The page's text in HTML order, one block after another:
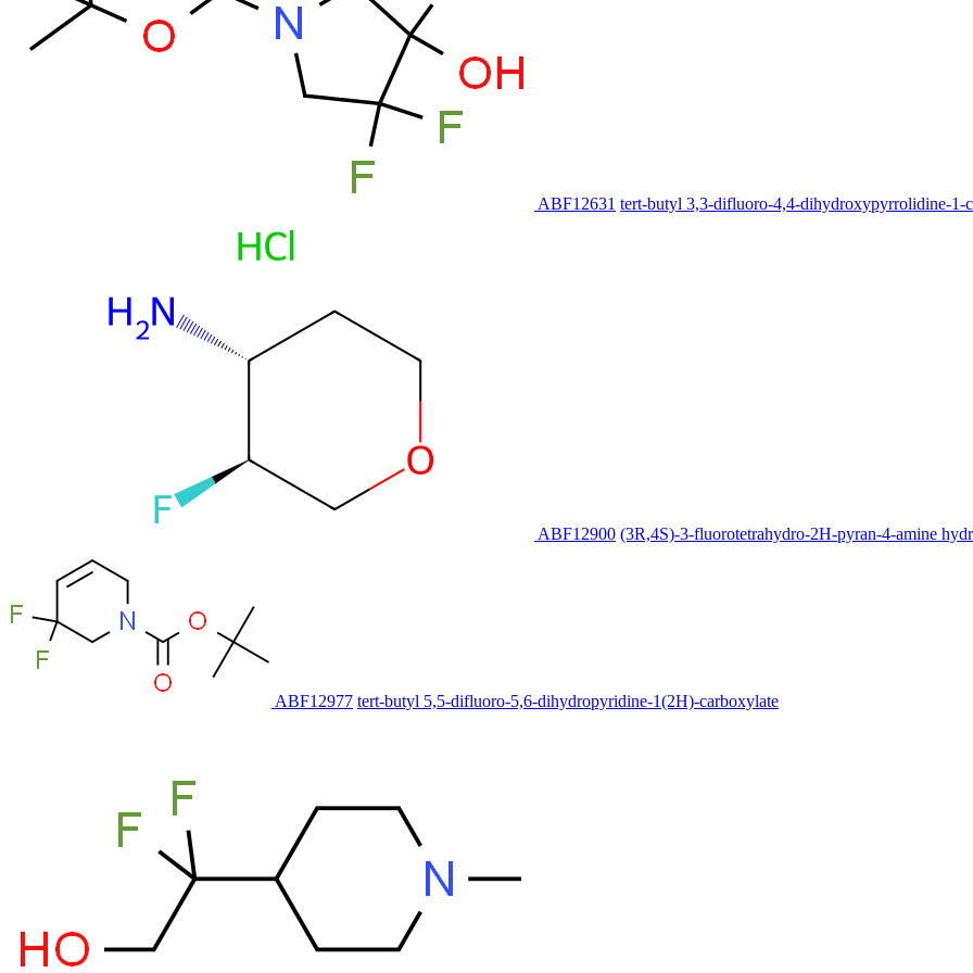
ABF12631 tert-butyl 3,3-difluoro-4,4-dihydroxypyrrolidine-1-
ABF12900 (3R,4S)-3-fluorotetrahydro-2H-pyran-4-amine
ABF12977 tert-butyl 5,5-difluoro-5,6-dihydropyridine-1(2H)-carboxylate